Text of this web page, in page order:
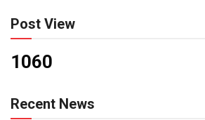
Post View
1060
Recent News